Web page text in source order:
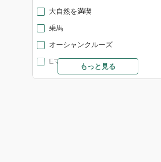
大自然を満喫
乗馬
オーシャンクルーズ
Eマウンテンバイク
ジップライン
もっと見る